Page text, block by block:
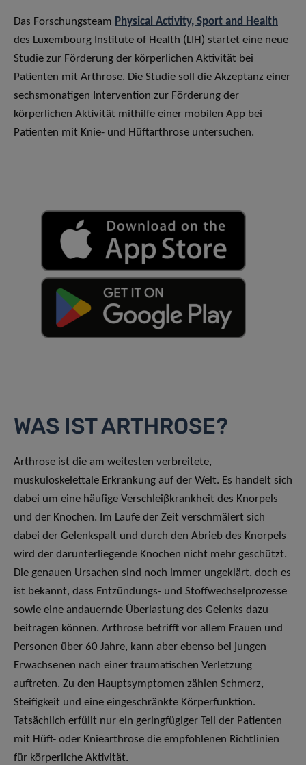
Das Forschungsteam Physical Activity, Sport and Health
des Luxembourg Institute of Health (LIH) startet eine neue
Studie zur Förderung der körperlichen Aktivität bei
Patienten mit Arthrose. Die Studie soll die Akzeptanz einer
sechsmonatigen Intervention zur Förderung der
körperlichen Aktivität mithilfe einer mobilen App bei
Patienten mit Knie- und Hüftarthrose untersuchen.
WAS IST ARTHROSE?
Arthrose ist die am weitesten verbreitete,
muskuloskelettale Erkrankung auf der Welt. Es handelt sich
dabei um eine häufige Verschleiβkrankheit des Knorpels
und der Knochen. Im Laufe der Zeit verschmälert sich
dabei der Gelenkspalt und durch den Abrieb des Knorpels
wird der darunterliegende Knochen nicht mehr geschützt.
Die genauen Ursachen sind noch immer ungeklärt, doch es
ist bekannt, dass Entzündungs- und Stoffwechselprozesse
sowie eine andauernde Überlastung des Gelenks dazu
beitragen können. Arthrose betrifft vor allem Frauen und
Personen über 60 Jahre, kann aber ebenso bei jungen
Erwachsenen nach einer traumatischen Verletzung
auftreten. Zu den Hauptsymptomen zählen Schmerz,
Steifigkeit und eine eingeschränkte Körperfunktion.
Tatsächlich erfüllt nur ein geringfügiger Teil der Patienten
mit Hüft- oder Kniearthrose die empfohlenen Richtlinien
für körperliche Aktivität.